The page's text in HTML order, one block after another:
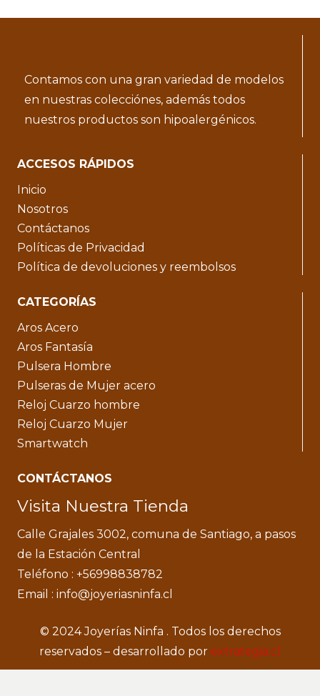
Contamos con una gran variedad de modelos
en nuestras colecciónes, además todos
nuestros productos son hipoalergénicos.
ACCESOS RÁPIDOS
Inicio
Nosotros
Contáctanos
Políticas de Privacidad
Política de devoluciones y reembolsos
CATEGORÍAS
Aros Acero
Aros Fantasía
Pulsera Hombre
Pulseras de Mujer acero
Reloj Cuarzo hombre
Reloj Cuarzo Mujer
Smartwatch
CONTÁCTANOS
Visita Nuestra Tienda
Calle Grajales 3002, comuna de Santiago, a pasos
de la Estación Central
Teléfono : +56998838782
Email : info@joyeriasninfa.cl
© 2024 Joyerías Ninfa . Todos los derechos
reservados – desarrollado por extrategia.cl